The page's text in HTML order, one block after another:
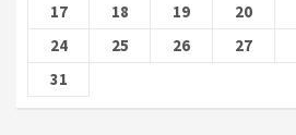
17
18 19 20
24
25 26 27
31